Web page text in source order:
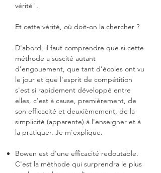
vérité".
Et cette vérité, où doit-on la chercher ?
D'abord, il faut comprendre que si cette
méthode a suscité autant
d'engouement, que tant d'écoles ont vu
le jour et que l'esprit de compétition
s'est si rapidement développé entre
elles, c'est à cause, premièrement, de
son efficacité et deuxièmement, de la
simplicité (apparente) à l'enseigner et à
la pratiquer. Je m'explique.
Bowen est d'une efficacité redoutable.
C'est la méthode qui surprendra le plus